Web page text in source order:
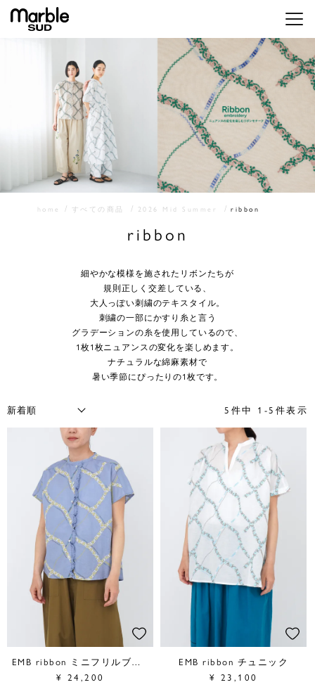
メニ
home すべての商品 2026 Mid Summer ribbon
ribbon
細やかな模様を施されたリボンたちが
規則正しく交差している、
大人っぽい刺繍のテキスタイル。
刺繍の一部にかすり糸と言う
グラデーションの糸を使用しているので、
1枚1枚ニュアンスの変化を楽しめます。
ナチュラルな綿麻素材で
暑い季節にぴったりの1枚です。
5 件中 1 -5 件表示
EMB ribbon ミニフリルブラウス
¥ 24,200
EMB ribbon チュニック
¥ 23,100